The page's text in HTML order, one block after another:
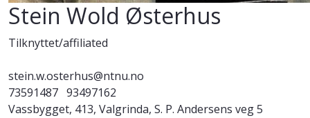
Stein Wold Østerhus
Tilknyttet/affiliated
stein.w.osterhus@ntnu.no
73591487 93497162
Vassbygget, 413, Valgrinda, S. P. Andersens veg 5